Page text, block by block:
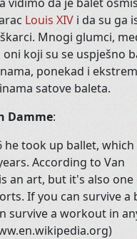
terminima
Treba li gluma
djeci?!
Dramatuljci
samopouzdanje,
koncentraciju, suradnju,
komunikativnost.
Upravo ono što im treba za
život!
Louis XIVi da su ga
. Mnogi glumci,
oni koji su se uspješno
ponekad i
satove baleta.
Damme:
he took up ballet, which
According to Van
an art, but it's also
If you can survive a
survive a workout in